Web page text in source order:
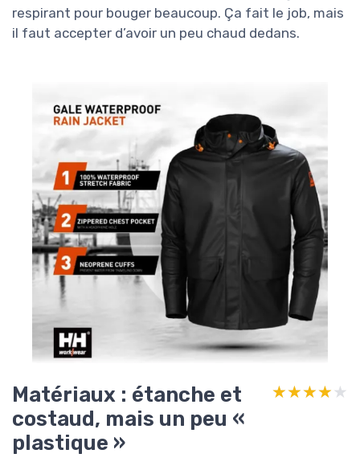
respirant pour bouger beaucoup. Ça fait le job, mais
il faut accepter d’avoir un peu chaud dedans.
Matériaux : étanche et
costaud, mais un peu «
plastique »
★★★★★
★★★★★